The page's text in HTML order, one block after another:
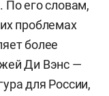
По его словам,
проблемах
более
Ди Вэнс —
для России,